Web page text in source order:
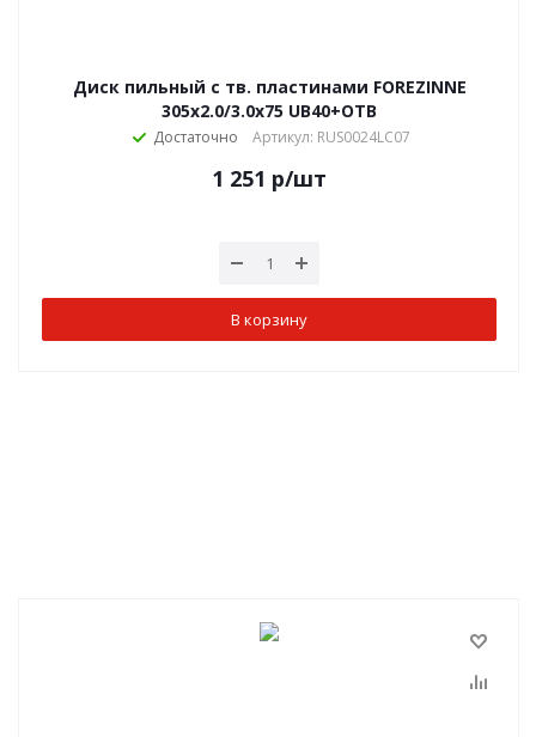
Диск пильный с тв. пластинами FOREZINNE
305х2.0/3.0х75 UB40+OTB
Достаточно Артикул: RUS0024LC07
1 251 р/шт
В корзину